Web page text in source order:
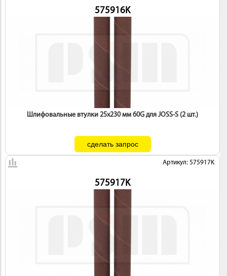
575916K
Шлифовальные втулки 25х230 мм 60G для JOSS-S (2 шт.)
Артикул: 575917K
575917K